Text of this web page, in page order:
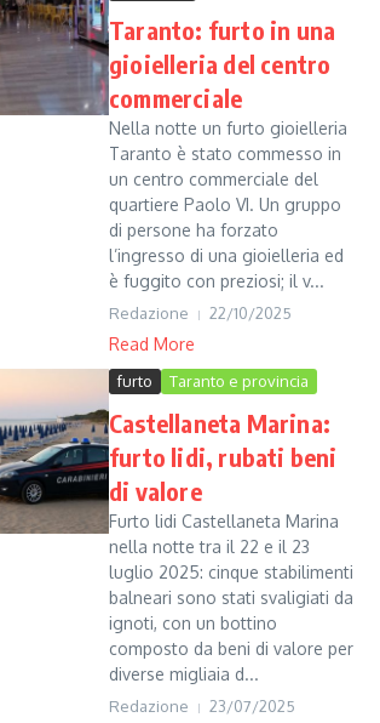
Taranto: furto in una
gioielleria del centro
commerciale
Nella notte un furto gioielleria
Taranto è stato commesso in
un centro commerciale del
quartiere Paolo VI. Un gruppo
di persone ha forzato
l’ingresso di una gioielleria ed
è fuggito con preziosi; il v...
Redazione 22/10/2025
Read More
furto Taranto e provincia
Castellaneta Marina:
furto lidi, rubati beni
di valore
Furto lidi Castellaneta Marina
nella notte tra il 22 e il 23
luglio 2025: cinque stabilimenti
balneari sono stati svaligiati da
ignoti, con un bottino
composto da beni di valore per
diverse migliaia d...
Redazione 23/07/2025